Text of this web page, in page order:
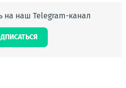
на наш Telegram-канал